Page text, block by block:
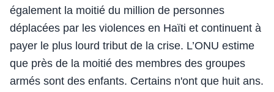
également la moitié du million de personnes
déplacées par les violences en Haïti et continuent à
payer le plus lourd tribut de la crise. L’ONU estime
que près de la moitié des membres des groupes
armés sont des enfants. Certains n'ont que huit ans.